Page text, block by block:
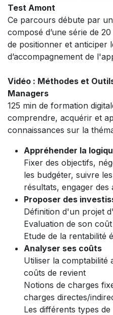
Test Amont
Ce parcours débute par
composé d’une série de
de positionner et anticiper
d’accompagnement de
Vidéo : Méthodes et
Managers
125 min de formation
comprendre, acquérir et
connaissances sur la
Appréhender la
Fixer des objectifs,
les budgéter, suivre
résultats, engager
Proposer des
Définition d'un projet
Evaluation de son
Etude de la rentabilité
Analyser ses coûts
Utiliser la comptabilité
coûts de revient
Notions de charges
charges directes/
Les différents types